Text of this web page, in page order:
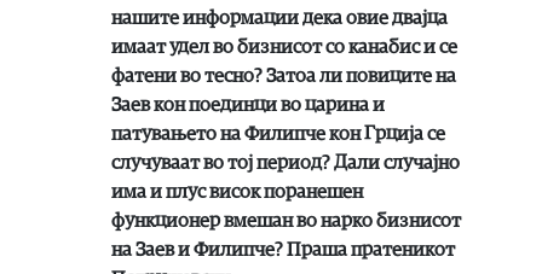
нашите информации дека овие двајца
имаат удел во бизнисот со канабис и се
фатени во тесно? Затоа ли повиците на
Заев кон поединци во царина и
патувањето на Филипче кон Грција се
случуваат во тој период? Дали случајно
има и плус висок поранешен
функционер вмешан во нарко бизнисот
на Заев и Филипче? Праша пратеникот